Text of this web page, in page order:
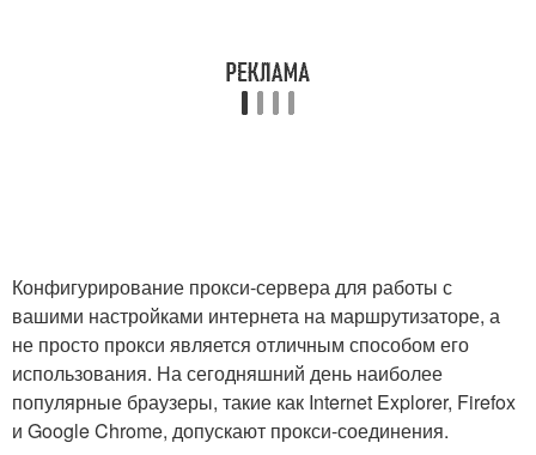
Конфигурирование прокси-сервера для работы с
вашими настройками интернета на маршрутизаторе, а
не просто прокси является отличным способом его
использования. На сегодняшний день наиболее
популярные браузеры, такие как Internet Explorer, Firefox
и Google Chrome, допускают прокси-соединения.